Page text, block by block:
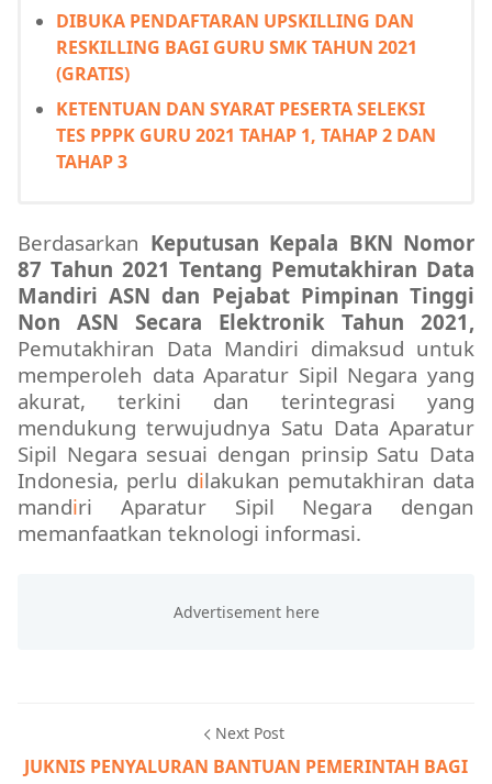
DIBUKA PENDAFTARAN UPSKILLING DAN
RESKILLING BAGI GURU SMK TAHUN 2021
(GRATIS)
KETENTUAN DAN SYARAT PESERTA SELEKSI
TES PPPK GURU 2021 TAHAP 1, TAHAP 2 DAN
TAHAP 3
Berdasarkan Keputusan Kepala BKN Nomor
87 Tahun 2021 Tentang Pemutakhiran Data
Mandiri ASN dan Pejabat Pimpinan Tinggi
Non ASN Secara Elektronik Tahun 2021,
Pemutakhiran Data Mandiri dimaksud untuk
memperoleh data Aparatur Sipil Negara yang
akurat, terkini dan terintegrasi yang
mendukung terwujudnya Satu Data Aparatur
Sipil Negara sesuai dengan prinsip Satu Data
Indonesia, perlu dilakukan pemutakhiran data
mandiri Aparatur Sipil Negara dengan
memanfaatkan teknologi informasi.
Next Post
JUKNIS PENYALURAN BANTUAN PEMERINTAH BAGI